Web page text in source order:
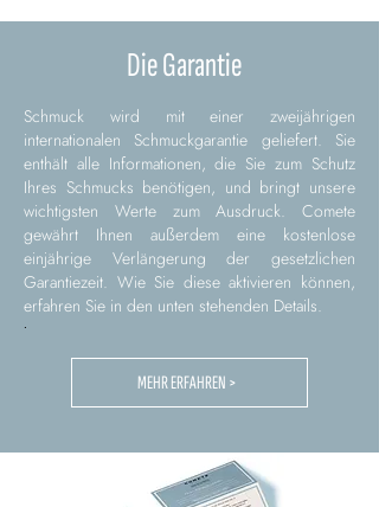
Die Garantie
Schmuck wird mit einer zweijährigen
internationalen Schmuckgarantie geliefert. Sie
enthält alle Informationen, die Sie zum Schutz
Ihres Schmucks benötigen, und bringt unsere
wichtigsten Werte zum Ausdruck. Comete
gewährt Ihnen außerdem eine kostenlose
einjährige Verlängerung der gesetzlichen
Garantiezeit. Wie Sie diese aktivieren können,
erfahren Sie in den unten stehenden Details.
MEHR ERFAHREN >